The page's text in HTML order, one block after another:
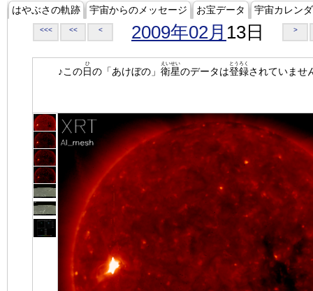
はやぶさの軌跡 宇宙からのメッセージ お宝データ 宇宙カレン
<<< << < 2009年02月 13日 >
♪この日
ひ
の「あけぼの」 衛星
えいせい
のデータは登録
とうろく
されていませ